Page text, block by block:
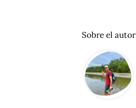
Sobre el autor